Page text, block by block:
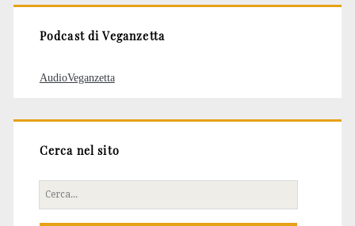
Podcast di Veganzetta
AudioVeganzetta
Cerca nel sito
Cerca
per: